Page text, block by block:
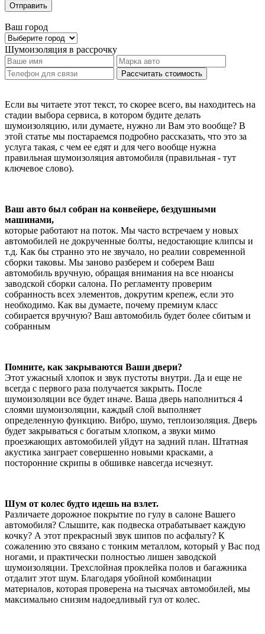
Отправить
Ваш город
Шумоизоляция в рассрочку
Рассчитать стоимость
Если вы читаете этот текст, то скорее всего, вы находитесь на
стадии выбора сервиса, в котором будите делать
шумоизоляцию, или думаете, нужно ли Вам это вообще? В
этой статье мы постараемся подробно рассказать, что это за
услуга такая, с чем ее едят и для чего вообще нужна
правильная шумоизоляция автомобиля (правильная - тут
ключевое слово).
Ваш авто был собран на конвейере, бездушными
машинами,
которые работают на поток. Мы часто встречаем у новых
автомобилей не докрученные болты, недостающие клипсы и
т.д. Как бы странно это не звучало, но реалии современной
сборки таковы. Мы заново разберем и соберем Ваш
автомобиль вручную, обращая внимания на все нюансы
заводской сборки салона. По регламенту проверим
собранность всех элементов, докрутим крепеж, если это
необходимо. Как вы думаете, почему премиум класс
собирается вручную? Ваш автомобиль будет более сбитым и
собранным
Помните, как закрываются Ваши двери?
Этот ужасный хлопок и звук пустоты внутри. Да и еще не
всегда с первого раза получается закрыть. После
шумоизоляции все будет иначе. Ваша дверь наполниться 4
слоями шумоизоляции, каждый слой выполняет
определенную функцию. Вибро, шумо, теплоизоляция. Дверь
будет закрываться с богатым хлопком, а звуки мимо
проезжающих автомобилей уйдут на задний план. Штатная
акустика заиграет совершенно новыми красками, а
посторонние скрипы в обшивке навсегда исчезнут.
Шум от колес будто идешь на взлет.
Различаете дорожное покрытие по гулу в салоне Вашего
автомобиля? Слышите, как подвеска отрабатывает каждую
кочку? А этот прекрасный звук шипов по асфальту? К
сожалению это связано с тонким металлом, который у Вас под
ногами, и практически полностью лишен заводской
шумоизоляции. Трехслойная проклейка полов и багажника
отдалит этот шум. Благодаря убойной комбинации
материалов, которая проверена на тысячах автомобилей, мы
максимально снизим надоедливый гул от колес.